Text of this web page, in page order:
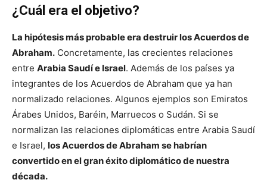
¿Cuál era el objetivo?
La hipótesis más probable era destruir los Acuerdos de
Abraham. Concretamente, las crecientes relaciones
entre Arabia Saudí e Israel. Además de los países ya
integrantes de los Acuerdos de Abraham que ya han
normalizado relaciones. Algunos ejemplos son Emiratos
Árabes Unidos, Baréin, Marruecos o Sudán. Si se
normalizan las relaciones diplomáticas entre Arabia Saudí
e Israel, los Acuerdos de Abraham se habrían
convertido en el gran éxito diplomático de nuestra
década.